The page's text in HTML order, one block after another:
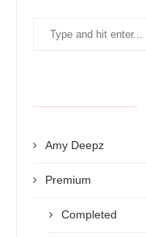
Amy Deepz
Premium
Completed